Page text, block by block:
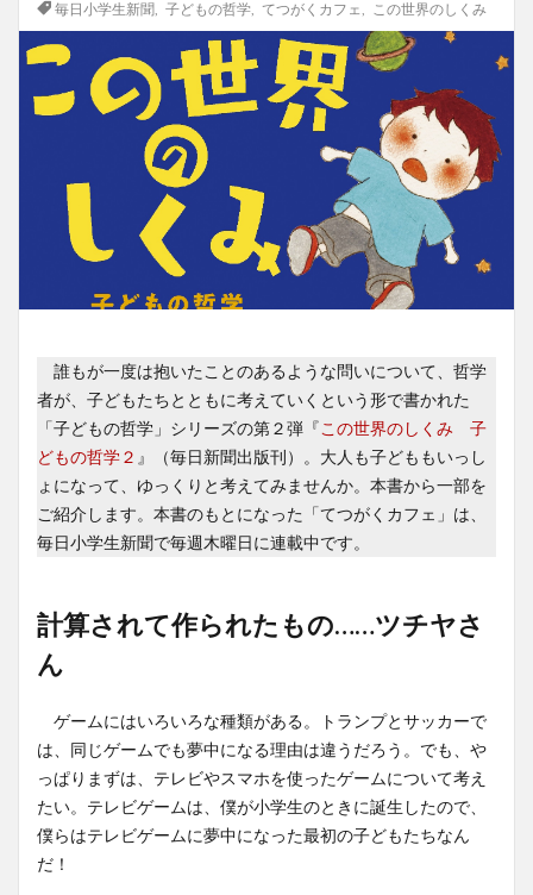
毎日小学生新聞
子どもの哲学, てつがくカフェ この世界のしくみ
誰もが一度は抱いたことのあるような問いについて、哲学
者が、子どもたちとともに考えていくという形で書かれた
「子どもの哲学」シリーズの第２弾『この世界のしくみ 子
どもの哲学２ 』（毎日新聞出版刊）。大人も子どももいっし
ょになって、ゆっくりと考えてみませんか。本書から一部を
ご紹介します。本書のもとになった「てつがくカフェ」は、
毎日小学生新聞で毎週木曜日に連載中です。
計算されて作られたもの……ツチヤさ
ん
ゲームにはいろいろな種類がある。トランプとサッカーで
は、同じゲームでも夢中になる理由は違うだろう。でも、や
っぱりまずは、テレビやスマホを使ったゲームについて考え
たい。テレビゲームは、僕が小学生のときに誕生したので、
僕らはテレビゲームに夢中になった最初の子どもたちなん
だ！